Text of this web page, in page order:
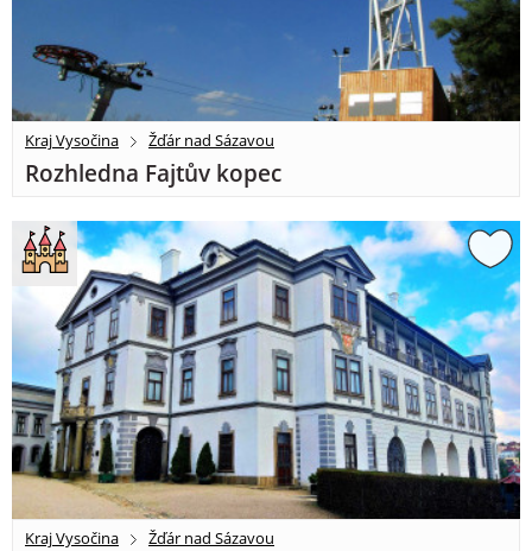
Kraj Vysočina Žďár nad Sázavou
Rozhledna Fajtův kopec
Kraj Vysočina Žďár nad Sázavou